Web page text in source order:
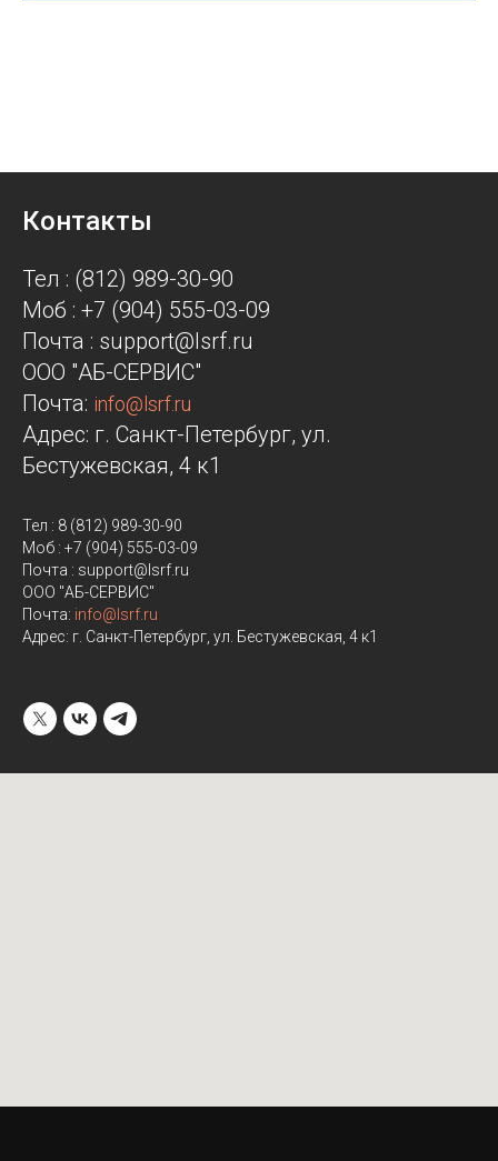
Контакты
Тел : (812) 989-30-90
Моб : +7 (904) 555-03-09
Почта : support@lsrf.ru
ООО "АБ-СЕРВИС"
Почта: info@lsrf.ru
Адрес: г. Санкт-Петербург, ул.
Бестужевская, 4 к1
Тел : 8 (812) 989-30-90
Моб : +7 (904) 555-03-09
Почта : support@lsrf.ru
ООО "АБ-СЕРВИС"
Почта: info@lsrf.ru
Адрес: г. Санкт-Петербург, ул. Бестужевская, 4 к1